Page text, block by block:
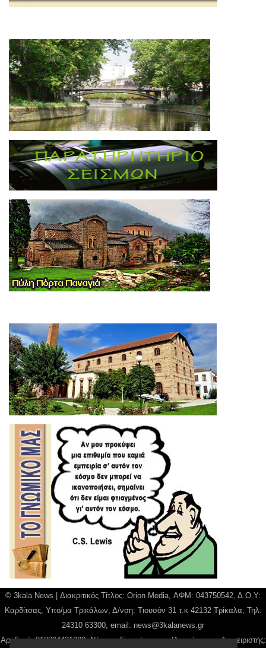
© 3kala News | Διακριτικός Τίτλος: Orion Media, ΑΦΜ: 043750542, Δ.Ο.Υ:
Καρδίτσας, Υπο/μα Τρικάλων, Δ/νση: Τιουσόν 31 τ.κ 42132 Τρίκαλα, Τηλ:
24310 63300, email: news@3kalanews.gr
Αρ. Γεμή: 018804431000, Νόμιμος Εκπρόσωπος, Ιδιοκτήτης και Διαχειριστής: